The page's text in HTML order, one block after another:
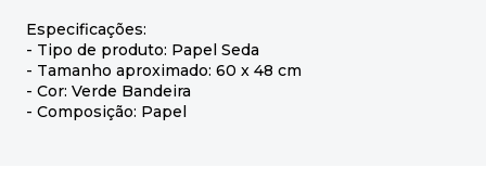
Especificações:
- Tipo de produto: Papel Seda
- Tamanho aproximado: 60 x 48 cm
- Cor: Verde Bandeira
- Composição: Papel